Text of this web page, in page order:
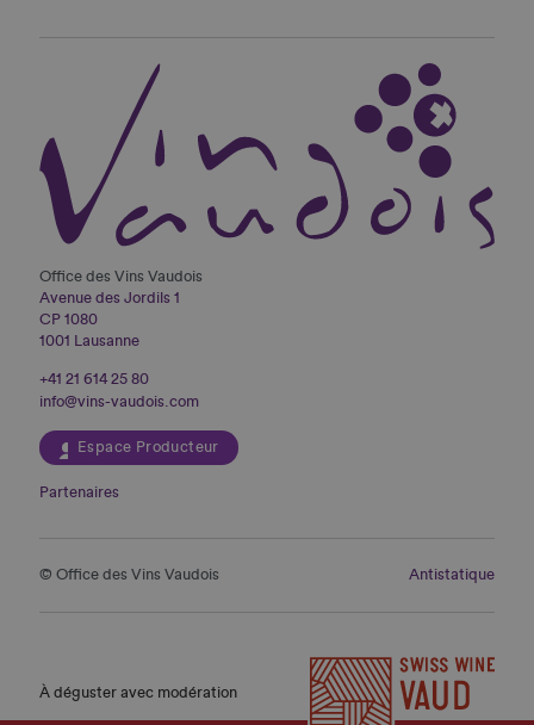
Office des Vins Vaudois
Avenue des Jordils 1
CP 1080
1001 Lausanne
+41 21 614 25 80
info@vins-vaudois.com
Espace Producteur
Partenaires
© Office des Vins Vaudois Antistatique
À déguster avec modération